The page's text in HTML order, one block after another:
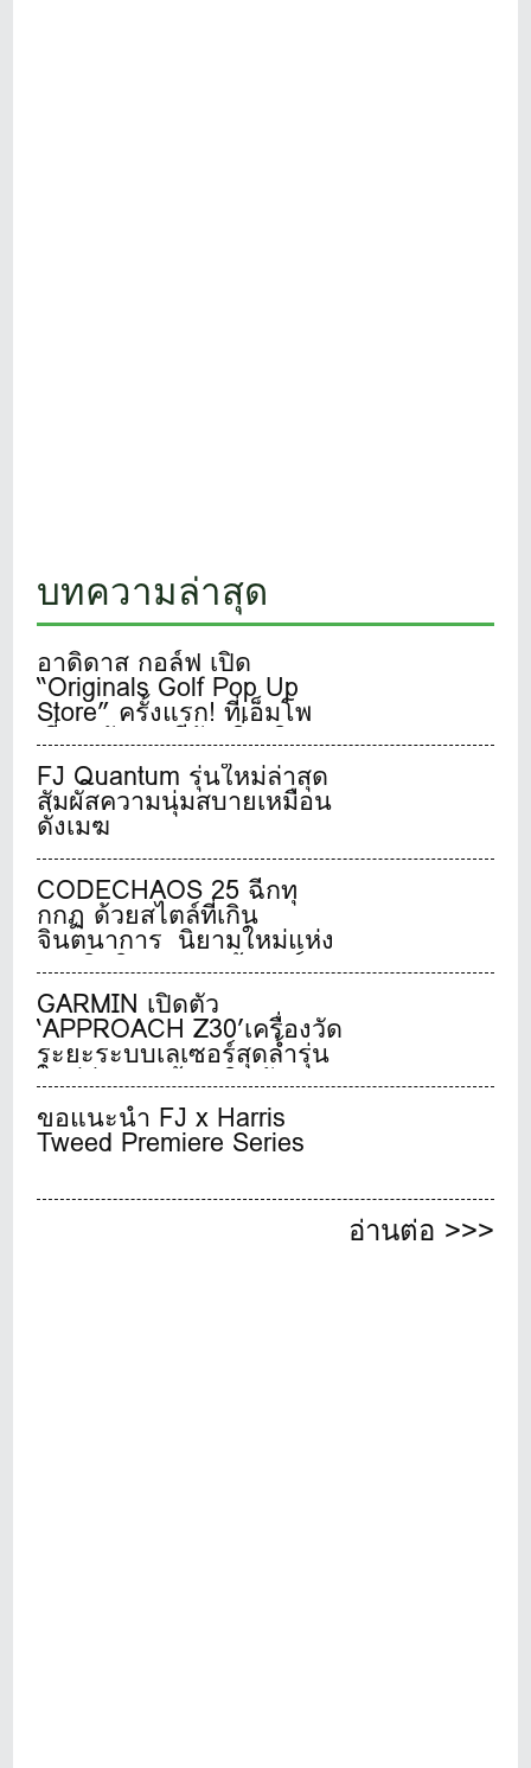
บทความล่าสุด
อาดิดาส กอล์ฟ เปิด
“Originals Golf Pop Up
Store” ครั้งแรก! ที่เอ็มโพ
เรี่ยม อับเดทสีสันเพิ่มเติม
เอาใจนักกอล์ฟผู้รักแฟชั่น
26 มิ.ย.-23 ก.ค.นี้
FJ Quantum รุ่นใหม่ล่าสุด
สัมผัสความนุ่มสบายเหมือน
ดั่งเมฆ
CODECHAOS 25 ฉีกทุ
กกฏ ด้วยสไตล์ที่เกิน
จินตนาการ นิยามใหม่แห่ง
ประสิทธิภาพรองเท้ากอล์ฟ
ไร้ปุ่มระดับทัวร์
GARMIN เปิดตัว
‘APPROACH Z30’เครื่องวัด
ระยะระบบเลเซอร์สุดล้ำรุ่น
ใหม่ล่าสุด พร้อมเปิดตัว
GARMIN GOLF CLUBครั้ง
แรกในไทย
ขอแนะนำ FJ x Harris
Tweed Premiere Series
อ่านต่อ >>>